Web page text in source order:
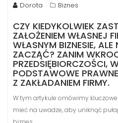
Dorota Biznes
CZY KIEDYKOLWIEK
ZAŁOŻENIEM WŁASNEJ
WŁASNYM BIZNESIE,
ZACZĄĆ? ZANIM
PRZEDSIĘBIORCZOŚCI,
PODSTAWOWE
Z ZAKŁADANIEM FIRMY.
W tym artykule omówimy
mieć na uwadze, aby uniknąć